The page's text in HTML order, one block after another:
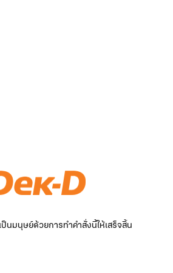
นมนุษย์ด้วยการทำคำสั่งนี้ให้เสร็จสิ้น